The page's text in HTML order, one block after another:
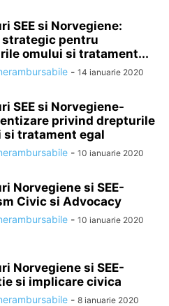
SEE si Norvegiene:
pentru
omului si tratament...
- 14 ianuarie 2020
SEE si Norvegiene-
privind drepturile
si tratament egal
- 10 ianuarie 2020
Norvegiene si SEE-
Civic si Advocacy
- 10 ianuarie 2020
Norvegiene si SEE-
si implicare civica
- 8 ianuarie 2020